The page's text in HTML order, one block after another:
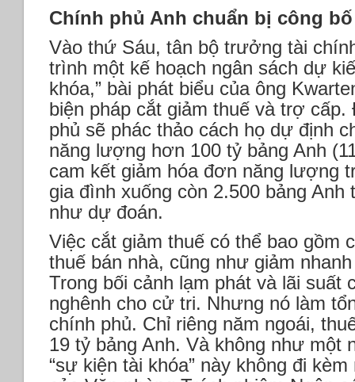
Chính phủ Anh chuẩn bị công
Vào thứ Sáu, tân bộ trưởng tài
trình một kế hoạch ngân sách dự
khóa,” bài phát biểu của ông
biện pháp cắt giảm thuế và trợ
phủ sẽ phác thảo cách họ dự định
năng lượng hơn 100 tỷ bảng Anh
cam kết giảm hóa đơn năng lượng
gia đình xuống còn 2.500 bảng
như dự đoán.
Việc cắt giảm thuế có thể bao gồm
thuế bán nhà, cũng như giảm
Trong bối cảnh lạm phát và lãi suất
nghênh cho cử tri. Nhưng nó làm
chính phủ. Chỉ riêng năm ngoái,
19 tỷ bảng Anh. Và không như một
“sự kiện tài khóa” này không đi